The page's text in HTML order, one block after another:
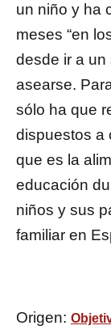
un niño y ha
meses “en
desde ir a
asearse.
sólo ha que
dispuestos a
que es la
educación
niños y sus
familiar en
Origen: